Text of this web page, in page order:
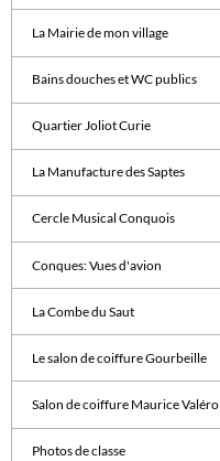
La Mairie de mon village
Bains douches et WC publics
Quartier Joliot Curie
La Manufacture des Saptes
Cercle Musical Conquois
Conques: Vues d'avion
La Combe du Saut
Le salon de coiffure Gourbeille
Salon de coiffure Maurice Valéro
Photos de classe